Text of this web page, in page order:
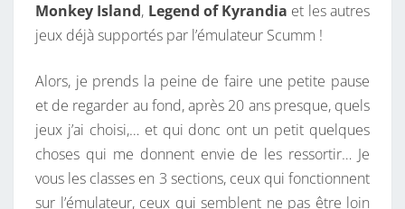
Monkey Island, Legend of Kyrandia et les autres
jeux déjà supportés par l’émulateur Scumm !
Alors, je prends la peine de faire une petite pause
et de regarder au fond, après 20 ans presque, quels
jeux j’ai choisi,… et qui donc ont un petit quelques
choses qui me donnent envie de les ressortir… Je
vous les classes en 3 sections, ceux qui fonctionnent
sur l’émulateur, ceux qui semblent ne pas être loin